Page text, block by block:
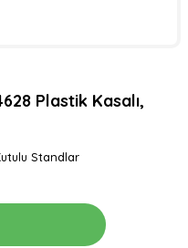
Plastik Kasalı,
Standlar